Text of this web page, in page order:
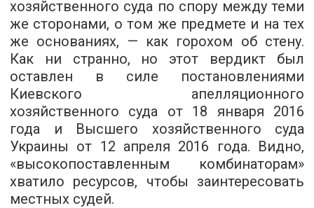
хозяйственного суда по спору между теми
же сторонами, о том же предмете и на тех
же основаниях, — как горохом об стену.
Как ни странно, но этот вердикт был
оставлен в силе постановлениями
Киевского апелляционного
хозяйственного суда от 18 января 2016
года и Высшего хозяйственного суда
Украины от 12 апреля 2016 года. Видно,
«высокопоставленным комбинаторам»
хватило ресурсов, чтобы заинтересовать
местных судей.